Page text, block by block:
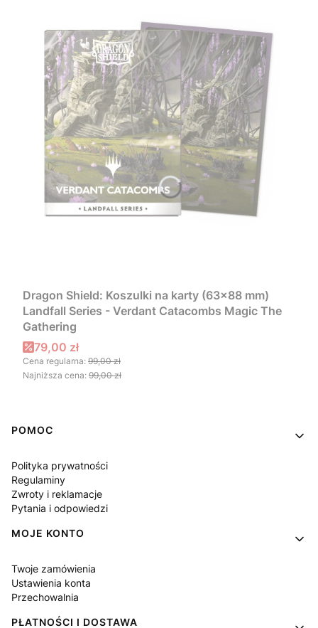
Dragon Shield: Koszulki na karty (63x88 mm)
Landfall Series - Verdant Catacombs Magic The
Gathering
Cena promocyjna
79,00 zł
Cena regularna: 99,00 zł
Najniższa cena: 99,00 zł
Linki w stopce
POMOC
Polityka prywatności
Regulaminy
Zwroty i reklamacje
Pytania i odpowiedzi
MOJE KONTO
Twoje zamówienia
Ustawienia konta
Przechowalnia
PŁATNOŚCI I DOSTAWA